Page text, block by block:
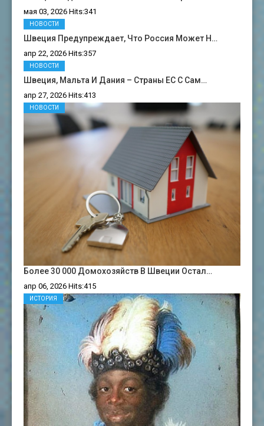
мая 03, 2026 Hits:341
Швеция Предупреждает, Что Россия Может Н…
апр 22, 2026 Hits:357
НОВОСТИ
Швеция, Мальта И Дания – Страны ЕС С Сам…
апр 27, 2026 Hits:413
НОВОСТИ
Более 30 000 Домохозяйств В Швеции Остал…
апр 06, 2026 Hits:415
НОВОСТИ
ИСТОРИЯ